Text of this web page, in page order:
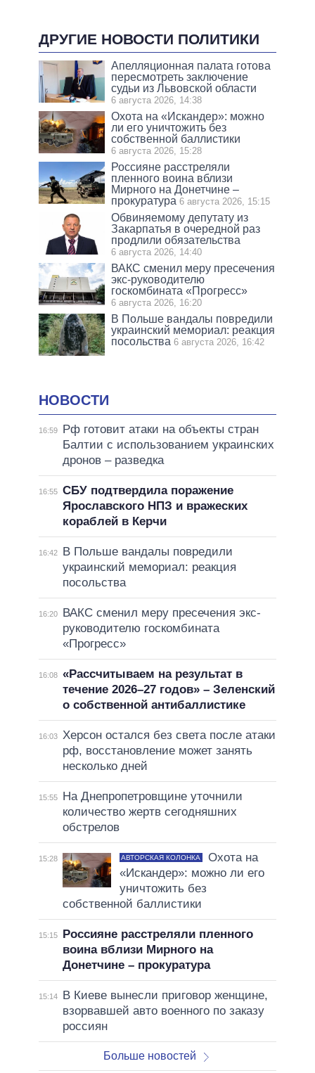
ДРУГИЕ НОВОСТИ ПОЛИТИКИ
Апелляционная палата готова
пересмотреть заключение
судьи из Львовской области
6 августа 2026, 14:38
Охота на «Искандер»: можно
ли его уничтожить без
собственной баллистики
6 августа 2026, 15:28
Россияне расстреляли
пленного воина вблизи
Мирного на Донетчине –
прокуратура 6 августа 2026, 15:15
Обвиняемому депутату из
Закарпатья в очередной раз
продлили обязательства
6 августа 2026, 14:40
ВАКС сменил меру пресечения
экс-руководителю
госкомбината «Прогресс»
6 августа 2026, 16:20
В Польше вандалы повредили
украинский мемориал: реакция
посольства 6 августа 2026, 16:42
НОВОСТИ
16:59
Рф готовит атаки на объекты стран
Балтии с использованием украинских
дронов – разведка
16:55 СБУ подтвердила поражение
Ярославского НПЗ и вражеских
кораблей в Керчи
16:42
В Польше вандалы повредили
украинский мемориал: реакция
посольства
16:20
ВАКС сменил меру пресечения экс-
руководителю госкомбината
«Прогресс»
16:08 «Рассчитываем на результат в
течение 2026–27 годов» – Зеленский
о собственной антибаллистике
16:03 Херсон остался без света после атаки
рф, восстановление может занять
несколько дней
15:55
На Днепропетровщине уточнили
количество жертв сегодняшних
обстрелов
15:28 АВТОРСКАЯ КОЛОНКА
Охота на
«Искандер»: можно ли его
уничтожить без
собственной баллистики
15:15
Россияне расстреляли пленного
воина вблизи Мирного на
Донетчине – прокуратура
15:14
В Киеве вынесли приговор женщине,
взорвавшей авто военного по заказу
россиян
Больше новостей